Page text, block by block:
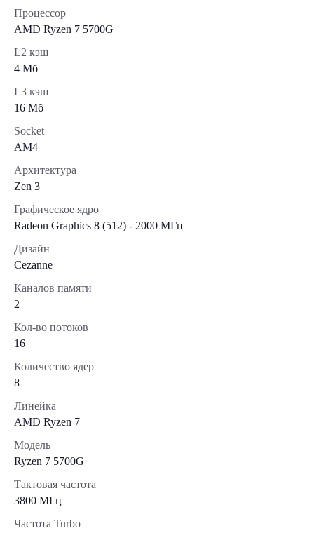
Процессор
AMD Ryzen 7 5700G
L2 кэш
4 Мб
L3 кэш
16 Мб
Socket
AM4
Архитектура
Zen 3
Графическое ядро
Radeon Graphics 8 (512) - 2000 МГц
Дизайн
Cezanne
Каналов памяти
2
Кол-во потоков
16
Количество ядер
8
Линейка
AMD Ryzen 7
Модель
Ryzen 7 5700G
Тактовая частота
3800 МГц
Частота Turbo